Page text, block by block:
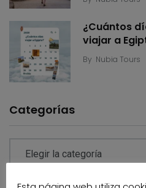
¿Cuántos
viajar a
By Nubia Tours
Categorías